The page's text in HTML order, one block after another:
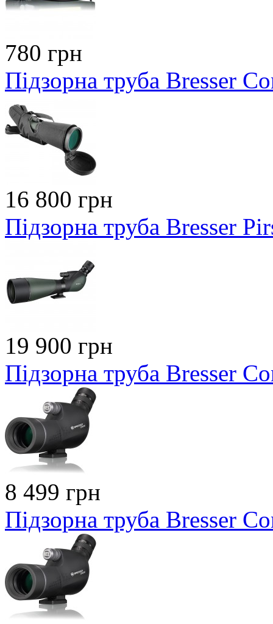
780 грн
Підзорна труба Bresser
16 800 грн
Підзорна труба Bresser
19 900 грн
Підзорна труба Bresser
8 499 грн
Підзорна труба Bresser